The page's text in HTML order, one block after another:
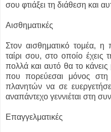
σου φτιάξει τη διάθεση και
Αισθηματικές
Στον αισθηματικό τομέα,
ταίρι σου, στο οποίο έχεις
πολλά και αυτό θα το
που πορεύεσαι μόνος
πλανητών να σε
αναπάντεχο γεννιέται στη
Επαγγελματικές